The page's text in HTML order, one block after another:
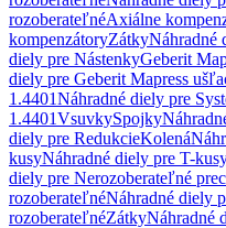
rozoberateľnéAxiálne
kompenzátoryZátkyNáhradné
diely pre NástenkyGeberit
diely pre Geberit Mapress
1.4401Náhradné diely pre
1.4401VsuvkySpojky
diely pre RedukcieKolená
kusyNáhradné diely pre T-
diely pre Nerozoberateľné
rozoberateľnéNáhradné diely
rozoberateľnéZátkyNáhradné